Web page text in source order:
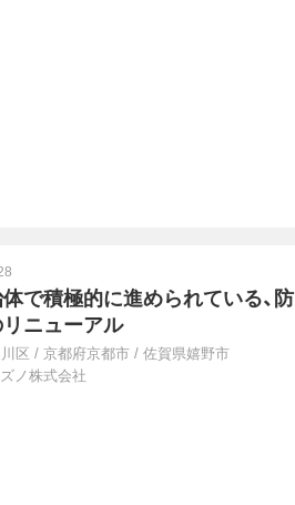
で積極的に進められている、防
ニューアル
区 / 京都府京都市 / 佐賀県嬉野市
ズノ株式会社